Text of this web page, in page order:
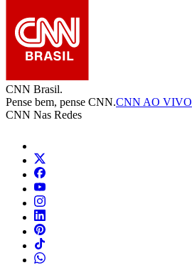
CNN Brasil.
Pense bem, pense CNN.CNN AO VIVO
CNN Nas Redes